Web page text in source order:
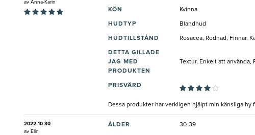
av Anna-Karin
KÖN Kvinna
HUDTYP Blandhud
HUDTILLSTÅND Rosacea, Rodnad, Finnar,
DETTA GILLADE
JAG MED
PRODUKTEN
Textur, Enkelt att använda,
PRISVÄRD
Dessa produkter har verkligen hjälpt min känsliga hy
2022-10-30
av Elin
ÅLDER 30-39